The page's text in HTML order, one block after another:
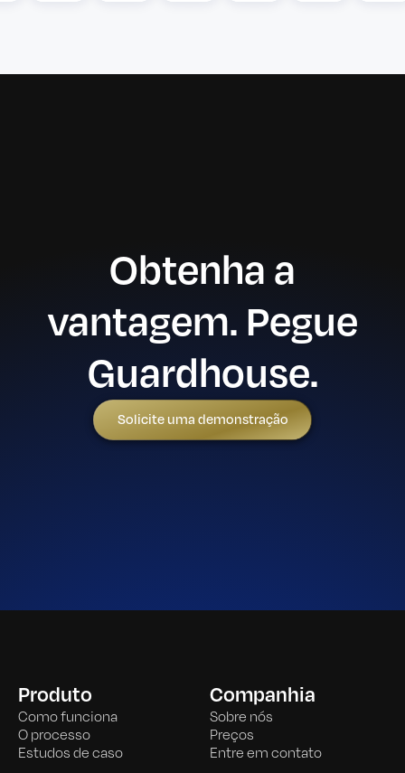
Obtenha a
vantagem. Pegue
Guardhouse.
Solicite uma demonstração
Produto
Como funciona
O processo
Estudos de caso
Companhia
Sobre nós
Preços
Entre em contato